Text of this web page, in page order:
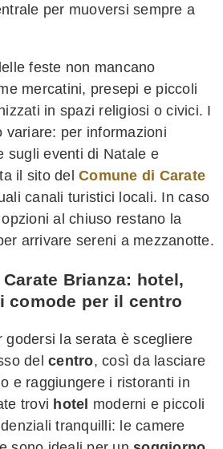
per muoversi sempre a
feste non mancano
mercatini, presepi e piccoli
in spazi religiosi o civici. I
variare: per informazioni
sugli eventi di Natale e
il sito del Comune di Carate
canali turistici locali. In caso
al chiuso restano la
arrivare sereni a mezzanotte.
Brianza: hotel,
comode per il centro
godersi la serata è scegliere
del centro, così da lasciare
e raggiungere i ristoranti in
trovi hotel moderni e piccoli
tranquilli: le camere